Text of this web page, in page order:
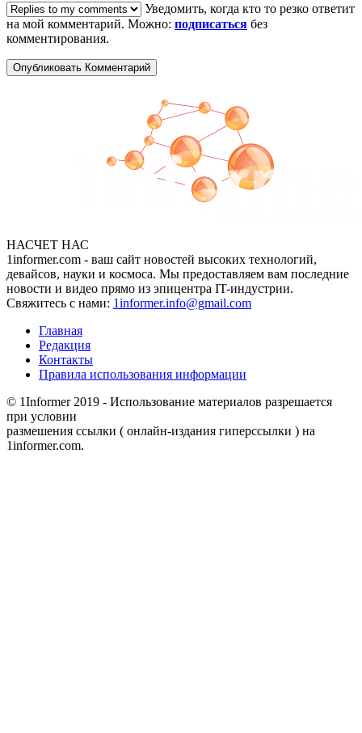
Уведомить, когда кто то резко ответит
на мой комментарий. Можно: подписаться без
комментирования.
НАСЧЕТ НАС
1informer.com - ваш сайт новостей высоких технологий,
девайсов, науки и космоса. Мы предоставляем вам последние
новости и видео прямо из эпицентра IT-индустрии.
Свяжитесь с нами: 1informer.info@gmail.com
Главная
Редакция
Контакты
Правила использования информации
© 1Informer 2019 - Использование материалов разрешается
при условии
размешения ссылки ( онлайн-издания гиперссылки ) на
1informer.com.